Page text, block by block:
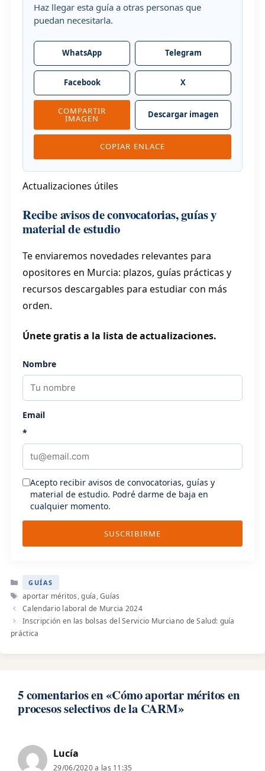
Haz llegar esta guía a otras personas que
puedan necesitarla.
WhatsApp Telegram
Facebook X
COMPARTIR
IMAGEN Descargar imagen
COPIAR ENLACE
Actualizaciones útiles
Recibe avisos de convocatorias, guías y
material de estudio
Te enviaremos novedades relevantes para
opositores en Murcia: plazos, guías prácticas y
recursos descargables para estudiar con más
orden.
Únete gratis a la lista de actualizaciones.
Nombre
Email
*
Acepto recibir avisos de convocatorias, guías y
material de estudio. Podré darme de baja en
cualquier momento.
SUSCRIBIRME
Categorías
GUÍAS
Etiquetas
aportar méritos,guía,Guías
Calendario laboral de Murcia 2024
Inscripción en las bolsas del Servicio Murciano de Salud: guía
práctica
5 comentarios en «Cómo aportar méritos en
procesos selectivos de la CARM»
Lucía
29/06/2020 a las 11:35